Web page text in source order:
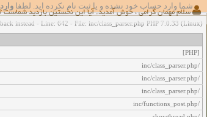
شما وارد حساب خود نشده و یا ثبت نام نکرده اید. لطفا
اخطار‌های زیر رخ داد:
instead - Line: 642 - File: inc/class_parser.php PHP 7.0.33 (Linux)
[PHP]
/inc/class_parser.php
/inc/class_parser.php
/inc/class_parser.php
/inc/functions_post.php
سلام مهمان گرامی ، خوش آمدید. آیا این نخستین بازدید شماست